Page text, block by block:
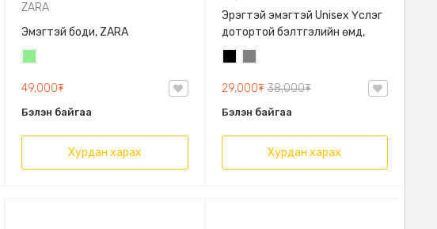
ZARA
Эмэгтэй боди, ZARA
49,000₮
Бэлэн байгаа
Хурдан харах
Эрэгтэй эмэгтэй Unisex Үслэг
дотортой бэлтгэлийн өмд,
29,000₮38,000₮
Бэлэн байгаа
Хурдан харах